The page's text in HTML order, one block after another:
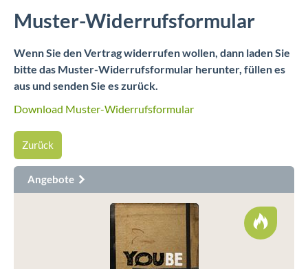
Muster-Widerrufsformular
Wenn Sie den Vertrag widerrufen wollen, dann laden Sie
bitte das Muster-Widerrufsformular herunter, füllen es
aus und senden Sie es zurück.
Download Muster-Widerrufsformular
Zurück
Angebote